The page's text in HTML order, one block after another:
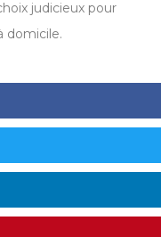
judicieux pour
domicile.